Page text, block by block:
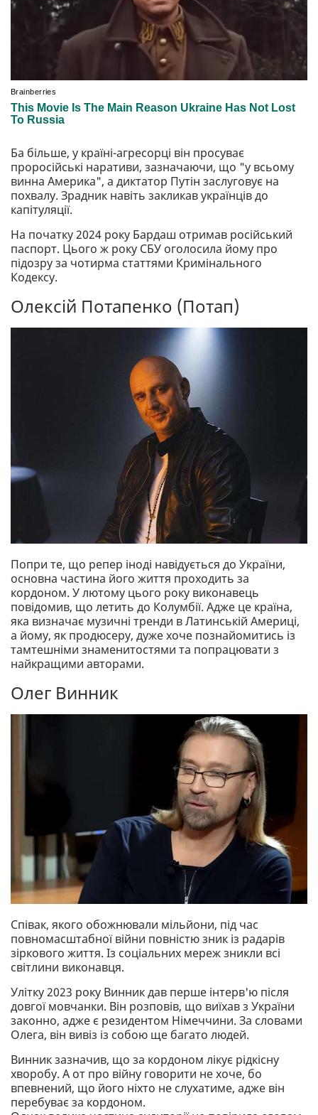
Ба більше, у країні-агресорці він просуває
проросійські наративи, зазначаючи, що "у всьому
винна Америка", а диктатор Путін заслуговує на
похвалу. Зрадник навіть закликав українців до
капітуляції.
На початку 2024 року Бардаш отримав російський
паспорт. Цього ж року СБУ оголосила йому про
підозру за чотирма статтями Кримінального
Кодексу.
Олексій Потапенко (Потап)
Попри те, що репер іноді навідується до України,
основна частина його життя проходить за
кордоном. У лютому цього року виконавець
повідомив, що летить до Колумбії. Адже це країна,
яка визначає музичні тренди в Латинській Америці,
а йому, як продюсеру, дуже хоче познайомитись із
тамтешніми знаменитостями та попрацювати з
найкращими авторами.
Олег Винник
Співак, якого обожнювали мільйони, під час
повномасштабної війни повністю зник із радарів
зіркового життя. Із соціальних мереж зникли всі
світлини виконавця.
Улітку 2023 року Винник дав перше інтерв'ю після
довгої мовчанки. Він розповів, що виїхав з України
законно, адже є резидентом Німеччини. За словами
Олега, він вивіз із собою ще багато людей.
Винник зазначив, що за кордоном лікує рідкісну
хворобу. А от про війну говорити не хоче, бо
впевнений, що його ніхто не слухатиме, адже він
перебуває за кордоном.